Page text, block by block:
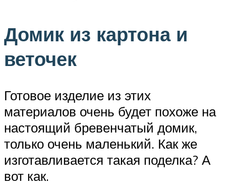
Домик из картона и
веточек
Готовое изделие из этих
материалов очень будет похоже на
настоящий бревенчатый домик,
только очень маленький. Как же
изготавливается такая поделка? А
вот как.